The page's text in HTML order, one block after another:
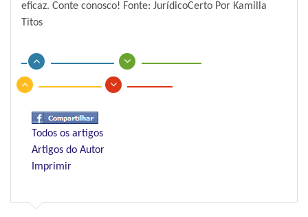
eficaz. Conte conosco! Fonte: JurídicoCerto Por Kamilla
Titos
Todos os artigos
Artigos do Autor
Imprimir